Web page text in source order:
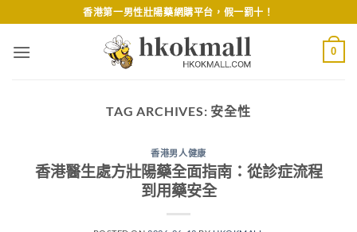
to
content
香港第一男性壯陽藥網購平台，假一罰十！
0
TAG ARCHIVES: 安全性
香港男人健康
香港醫生處方壯陽藥全面指南：從診症流程
到用藥安全